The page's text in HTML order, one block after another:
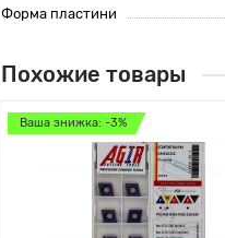
Форма пластини
Похожие товары
Ваша знижка: -3%